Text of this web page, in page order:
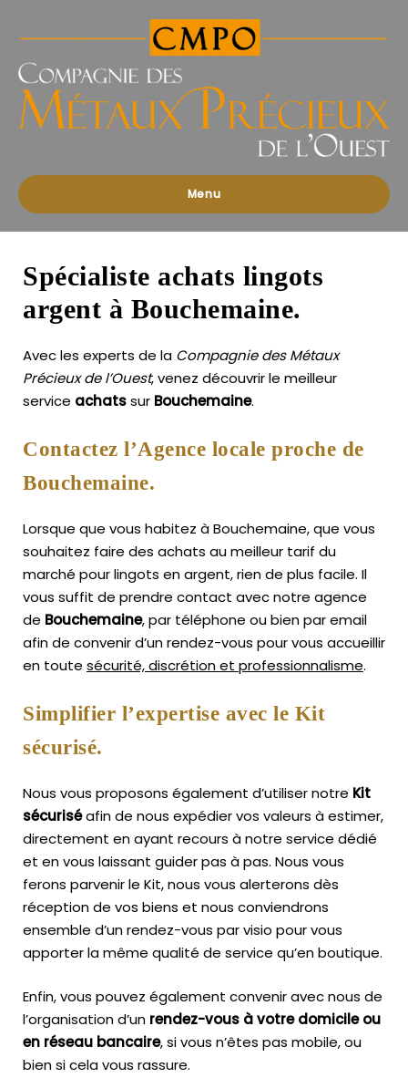
des
Précieux
l'Ouest
Menu
Spécialiste achats lingots
argent à Bouchemaine.
Avec les experts de la Compagnie des Métaux
Précieux de l’Ouest, venez découvrir le meilleur
service achatssur Bouchemaine.
Contactez l’Agence locale proche de
Bouchemaine.
Lorsque que vous habitez à Bouchemaine, que vous
souhaitez faire des achats au meilleur tarif du
marché pour lingots en argent, rien de plus facile. Il
vous suffit de prendre contact avec notre agence
de Bouchemaine, par téléphone ou bien par email
afin de convenir d’un rendez-vous pour vous accueillir
en toute sécurité, discrétion et professionnalisme.
Simplifier l’expertise avec le Kit
sécurisé.
Nous vous proposons également d’utiliser notre Kit
sécuriséafin de nous expédier vos valeurs à estimer,
directement en ayant recours à notre service dédié
et en vous laissant guider pas à pas. Nous vous
ferons parvenir le Kit, nous vous alerterons dès
réception de vos biens et nous conviendrons
ensemble d’un rendez-vous par visio pour vous
apporter la même qualité de service qu’en boutique.
Enfin, vous pouvez également convenir avec nous de
l’organisation d’un rendez-vous à votre domicile ou
en réseau bancaire, si vous n’êtes pas mobile, ou
bien si cela vous rassure.